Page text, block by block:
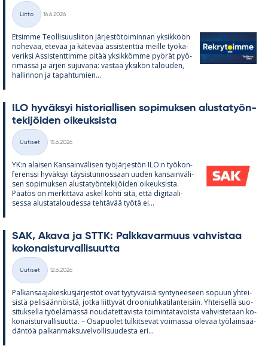
Kategoriat
Liitto
16.6.2026
Et­simme Teol­li­suus­lii­ton jär­jes­tö­toi­min­nan yk­sik­köön
no­he­vaa, ete­vää ja kä­te­vää as­sis­tent­tia meille työ­ka­
ve­riksi As­sis­tent­timme pi­tää yk­sik­kömme pyö­rät pyö­
ri­mässä ja ar­jen su­ju­vana: vas­taa yk­si­kön ta­lou­den,
hal­lin­non ja ta­pah­tu­mien...
ILO hy­väk­syi his­to­rial­li­sen so­pi­muk­sen alus­ta­työn­
te­ki­jöi­den oi­keuk­sista
Kategoriat
Uutiset
15.6.2026
YK:n alai­sen Kan­sain­vä­li­sen työ­jär­jes­tön ILO:n työ­kon­
fe­renssi hy­väk­syi täy­sis­tun­nos­saan uu­den kan­sain­vä­li­
sen so­pi­muk­sen alus­ta­työn­te­ki­jöi­den oi­keuk­sista.
Pää­tös on mer­kit­tävä as­kel kohti sitä, että di­gi­taa­li­
sessa alus­ta­ta­lou­dessa teh­tä­vää työtä ei...
SAK, Akava ja STTK: Palk­ka­var­muus vah­vis­taa
ko­ko­nais­tur­val­li­suutta
Kategoriat
Uutiset
12.6.2026
Pal­kan­saa­ja­kes­kus­jär­jes­töt ovat tyy­ty­väi­siä syn­ty­nee­seen so­puun yh­tei­
sistä pe­li­sään­nöistä, jotka liit­ty­vät droo­niuh­ka­ti­lan­tei­siin. Yh­tei­sellä suo­
si­tuk­sella työ­elä­mässä nou­da­tet­ta­vista toi­min­ta­ta­voista vah­vis­te­taan ko­
ko­nais­tur­val­li­suutta. – Os­a­puo­let tul­kit­se­vat voi­massa ole­vaa työ­lain­sää­
dän­töä pal­kan­mak­su­vel­vol­li­suu­desta eri...